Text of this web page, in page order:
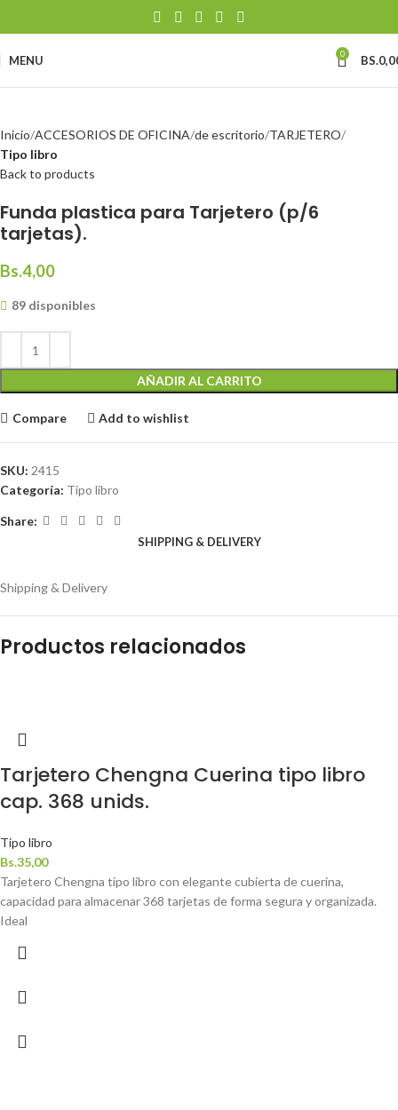
MENU 0 BS.
Inicio ACCESORIOS DE OFICINA de escritorio TARJETERO
Tipo libro
Back to products
Funda plastica para Tarjetero (p/6
tarjetas).
Bs.4,00
89 disponibles
AÑADIR AL CARRITO
Compare Add to wishlist
SKU: 2415
Categoría: Tipo libro
Share:
SHIPPING & DELIVERY
Shipping & Delivery
Productos relacionados
Tarjetero Chengna Cuerina tipo libro
cap. 368 unids.
Tipo libro
Bs.35,00
Tarjetero Chengna tipo libro con elegante cubierta de cuerina,
capacidad para almacenar 368 tarjetas de forma segura y organizada.
Ideal